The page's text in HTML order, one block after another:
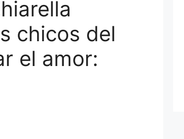
chicos del
el amor: